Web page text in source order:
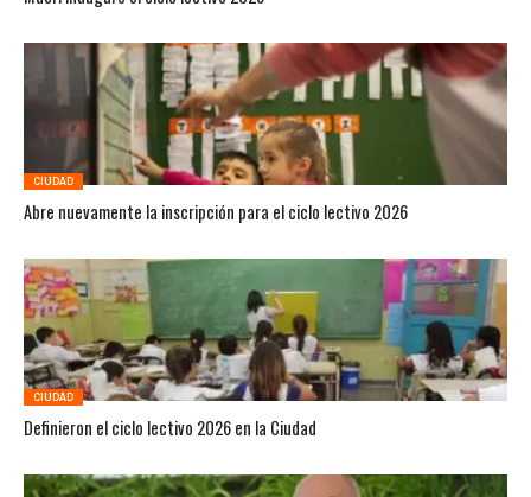
CIUDAD
Abre nuevamente la inscripción para el ciclo lectivo 2026
CIUDAD
Definieron el ciclo lectivo 2026 en la Ciudad